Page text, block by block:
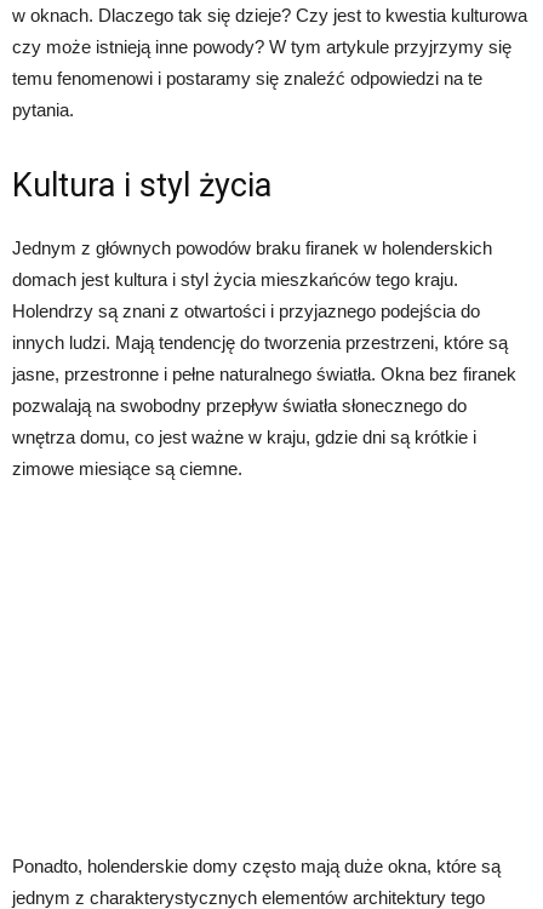
w oknach. Dlaczego tak się dzieje? Czy jest to kwestia kulturowa
czy może istnieją inne powody? W tym artykule przyjrzymy się
temu fenomenowi i postaramy się znaleźć odpowiedzi na te
pytania.
Kultura i styl życia
Jednym z głównych powodów braku firanek w holenderskich
domach jest kultura i styl życia mieszkańców tego kraju.
Holendrzy są znani z otwartości i przyjaznego podejścia do
innych ludzi. Mają tendencję do tworzenia przestrzeni, które są
jasne, przestronne i pełne naturalnego światła. Okna bez firanek
pozwalają na swobodny przepływ światła słonecznego do
wnętrza domu, co jest ważne w kraju, gdzie dni są krótkie i
zimowe miesiące są ciemne.
Ponadto, holenderskie domy często mają duże okna, które są
jednym z charakterystycznych elementów architektury tego